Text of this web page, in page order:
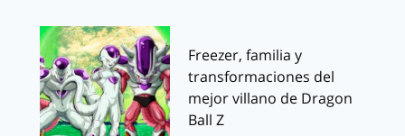
Freezer, familia y
transformaciones del
mejor villano de Dragon
Ball Z